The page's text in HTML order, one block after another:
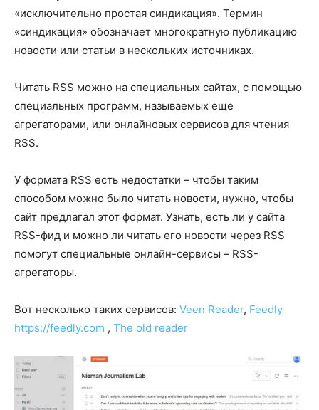
«исключительно простая синдикация». Термин
«синдикация» обозначает многократную публикацию
новости или статьи в нескольких источниках.
Читать RSS можно на специальных сайтах, с помощью
специальных программ, называемых еще
агрегаторами, или онлайновых сервисов для чтения
RSS.
У формата RSS есть недостатки – чтобы таким
способом можно было читать новости, нужно, чтобы
сайт предлагал этот формат. Узнать, есть ли у сайта
RSS-фид и можно ли читать его новости через RSS
помогут специальные онлайн-сервисы – RSS-
агрегаторы.
Вот несколько таких сервисов: Veen Reader, Feedly
https://feedly.com , The old reader